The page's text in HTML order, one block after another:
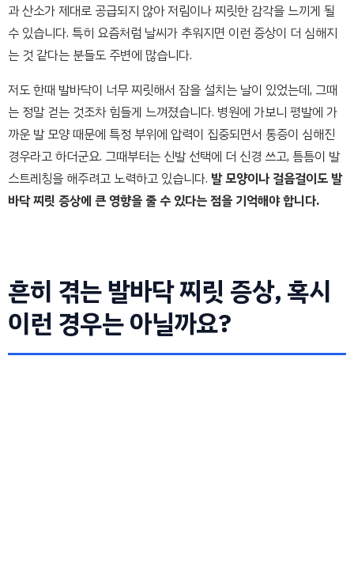
과 산소가 제대로 공급되지 않아 저림이나 찌릿한 감각을 느끼게 될
수 있습니다. 특히 요즘처럼 날씨가 추워지면 이런 증상이 더 심해지
는 것 같다는 분들도 주변에 많습니다.
저도 한때 발바닥이 너무 찌릿해서 잠을 설치는 날이 있었는데, 그때
는 정말 걷는 것조차 힘들게 느껴졌습니다. 병원에 가보니 평발에 가
까운 발 모양 때문에 특정 부위에 압력이 집중되면서 통증이 심해진
경우라고 하더군요. 그때부터는 신발 선택에 더 신경 쓰고, 틈틈이 발
스트레칭을 해주려고 노력하고 있습니다. 발 모양이나 걸음걸이도 발
바닥 찌릿 증상에 큰 영향을 줄 수 있다는 점을 기억해야 합니다.
흔히 겪는 발바닥 찌릿 증상, 혹시
이런 경우는 아닐까요?